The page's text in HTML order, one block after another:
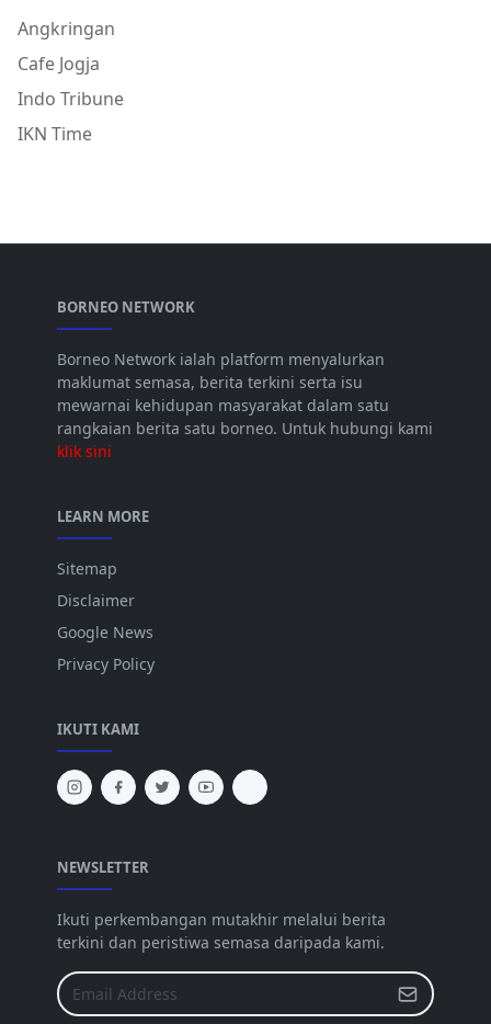
Angkringan
Cafe Jogja
Indo Tribune
IKN Time
BORNEO NETWORK
Borneo Network ialah platform menyalurkan
maklumat semasa, berita terkini serta isu
mewarnai kehidupan masyarakat dalam satu
rangkaian berita satu borneo. Untuk hubungi kami
klik sini
LEARN MORE
Sitemap
Disclaimer
Google News
Privacy Policy
IKUTI KAMI
NEWSLETTER
Ikuti perkembangan mutakhir melalui berita
terkini dan peristiwa semasa daripada kami.